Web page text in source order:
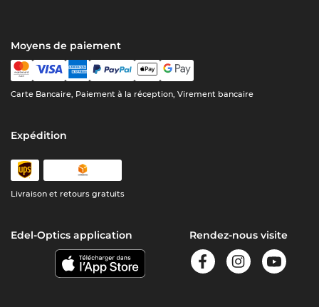
Moyens de paiement
Carte Bancaire, Paiement à la réception, Virement bancaire
Expédition
Livraison et retours gratuits
Edel-Optics application Rendez-nous visite